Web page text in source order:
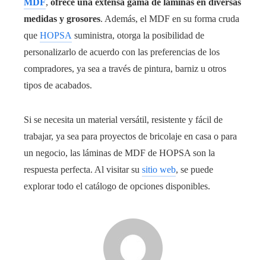
medidas y grosores. Además, el MDF en su forma cruda
que HOPSA suministra, otorga la posibilidad de
personalizarlo de acuerdo con las preferencias de los
compradores, ya sea a través de pintura, barniz u otros
tipos de acabados.
Si se necesita un material versátil, resistente y fácil de
trabajar, ya sea para proyectos de bricolaje en casa o para
un negocio, las láminas de MDF de HOPSA son la
respuesta perfecta. Al visitar su sitio web, se puede
explorar todo el catálogo de opciones disponibles.